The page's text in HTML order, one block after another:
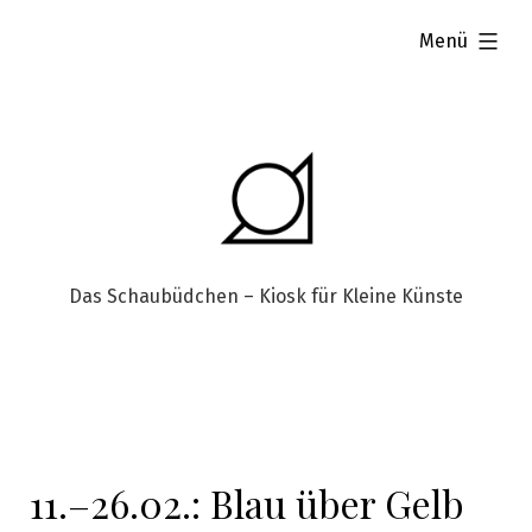
Das Schaubüdchen – Kiosk für Kleine Künste
Menü
aufgeklappt
11.–26.02.: Blau über Gelb